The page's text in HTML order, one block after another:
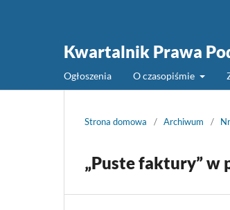
Kwartalnik Prawa
Ogłoszenia O czasopiśmie
Strona domowa / Archiwum /
„Puste faktury” w